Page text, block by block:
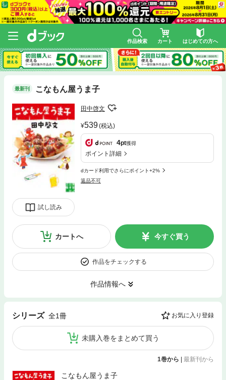
作品検索 カート はじめての方へ
最新刊 こなもん屋うま子
試し読み
田中啓文
539(税込)
4pt獲得
ポイント詳細
dカード利用でさらにポイント+2%
返品不可
カートへ 今すぐ買う
作品をチェックする
作品情報へ
シリーズ 全1冊 お気に入り登録
未購入巻をまとめて買う
1巻から | 最新刊から
こなもん屋うま子